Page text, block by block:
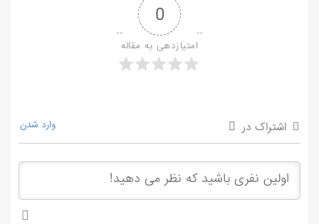
0
امتیازدهی به مقاله
اشتراک در وارد شدن